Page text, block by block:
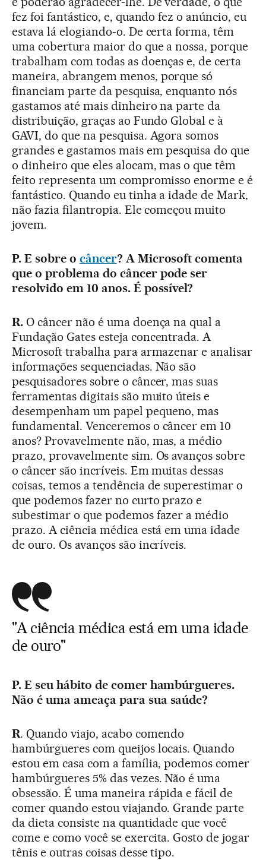
fez foi fantástico, e, quando fez o anúncio, eu
estava lá elogiando-o. De certa forma, têm
uma cobertura maior do que a nossa, porque
trabalham com todas as doenças e, de certa
maneira, abrangem menos, porque só
financiam parte da pesquisa, enquanto nós
gastamos até mais dinheiro na parte da
distribuição, graças ao Fundo Global e à
GAVI, do que na pesquisa. Agora somos
grandes e gastamos mais em pesquisa do que
o dinheiro que eles alocam, mas o que têm
feito representa um compromisso enorme e é
fantástico. Quando eu tinha a idade de Mark,
não fazia filantropia. Ele começou muito
jovem.
P. E sobre o câncer? A Microsoft comenta
que o problema do câncer pode ser
resolvido em 10 anos. É possível?
R.O câncer não é uma doença na qual a
Fundação Gates esteja concentrada. A
Microsoft trabalha para armazenar e analisar
informações sequenciadas. Não são
pesquisadores sobre o câncer, mas suas
ferramentas digitais são muito úteis e
desempenham um papel pequeno, mas
fundamental. Venceremos o câncer em 10
anos? Provavelmente não, mas, a médio
prazo, provavelmente sim. Os avanços sobre
o câncer são incríveis. Em muitas dessas
coisas, temos a tendência de superestimar o
que podemos fazer no curto prazo e
subestimar o que podemos fazer a médio
prazo. A ciência médica está em uma idade
de ouro. Os avanços são incríveis.
"A ciência médica está em uma idade
de ouro"
P. E seu hábito de comer hambúrgueres.
Não é uma ameaça para sua saúde?
R. Quando viajo, acabo comendo
hambúrgueres com queijos locais. Quando
estou em casa com a família, podemos comer
hambúrgueres 5% das vezes. Não é uma
obsessão. É uma maneira rápida e fácil de
comer quando estou viajando. Grande parte
da dieta consiste na quantidade que você
come e como você se exercita. Gosto de jogar
tênis e outras coisas desse tipo.